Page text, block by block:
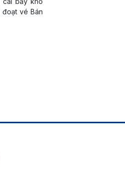
đoạt vé Bán